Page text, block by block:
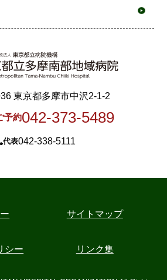
東京都多摩市中沢2-1-2
予約042-373-5489
代表042-338-5111
サイトマップ
シー リンク集